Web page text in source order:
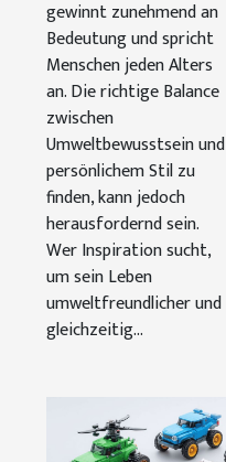
gewinnt zunehmend an
Bedeutung und spricht
Menschen jeden Alters
an. Die richtige Balance
zwischen
Umweltbewusstsein und
persönlichem Stil zu
finden, kann jedoch
herausfordernd sein.
Wer Inspiration sucht,
um sein Leben
umweltfreundlicher und
gleichzeitig...